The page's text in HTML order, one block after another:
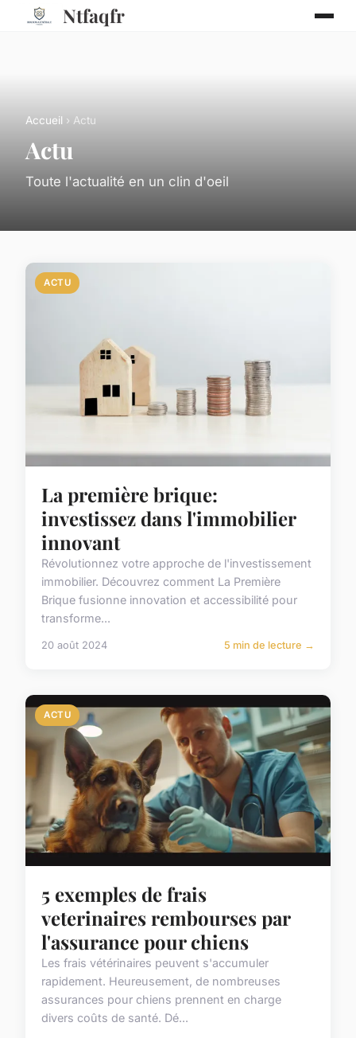
Ntfaqfr
Accueil › Actu
Actu
Toute l'actualité en un clin d'oeil
ACTU
La première brique:
investissez dans l'immobilier
innovant
Révolutionnez votre approche de l'investissement
immobilier. Découvrez comment La Première
Brique fusionne innovation et accessibilité pour
transforme...
20 août 2024 5 min de lecture →
ACTU
5 exemples de frais
veterinaires rembourses par
l'assurance pour chiens
Les frais vétérinaires peuvent s'accumuler
rapidement. Heureusement, de nombreuses
assurances pour chiens prennent en charge
divers coûts de santé. Dé...